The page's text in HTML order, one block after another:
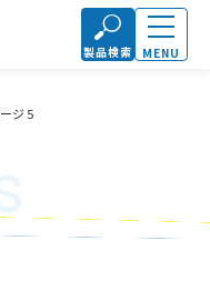
製品検索 MENU
ジ 5